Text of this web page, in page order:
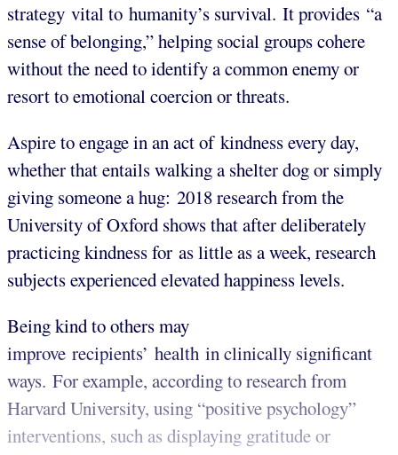
strategy vital to humanity’s survival. It provides “a
sense of belonging,” helping social groups cohere
without the need to identify a common enemy or
resort to emotional coercion or threats.
Aspire to engage in an act of kindness every day,
whether that entails walking a shelter dog or simply
giving someone a hug: 2018 research from the
University of Oxford shows that after deliberately
practicing kindness for as little as a week, research
subjects experienced elevated happiness levels.
Being kind to others may
improve recipients’ health in clinically significant
ways. For example, according to research from
Harvard University, using “positive psychology”
interventions, such as displaying gratitude or